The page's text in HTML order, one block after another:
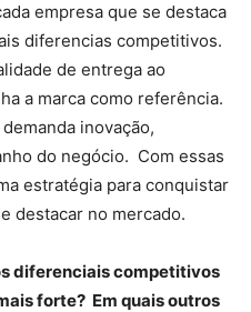
empresa que se destaca
diferencias competitivos.
de entrega ao
a marca como referência.
inovação,
do negócio. Com essas
estratégia para conquistar
destacar no mercado.
diferenciais competitivos
forte? Em quais outros